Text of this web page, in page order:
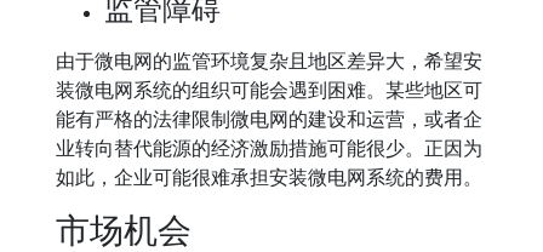
监管障碍
由于微电网的监管环境复杂且地区差异大，希望安
装微电网系统的组织可能会遇到困难。某些地区可
能有严格的法律限制微电网的建设和运营，或者企
业转向替代能源的经济激励措施可能很少。正因为
如此，企业可能很难承担安装微电网系统的费用。
市场机会